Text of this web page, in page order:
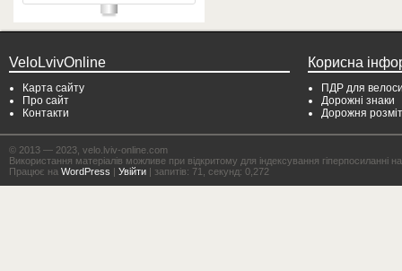
VeloLvivOnline
Карта сайту
Про сайт
Контакти
Корисна
ПДР для
Дорожні знаки
Дорожня
© 2013 — 2023, velo.lviv-online.com
Використання матеріалів можливе при відкритому для індексування гіперпосиланні
Працює на WordPress | Увійти | запитів: 71, секунд: 0,272